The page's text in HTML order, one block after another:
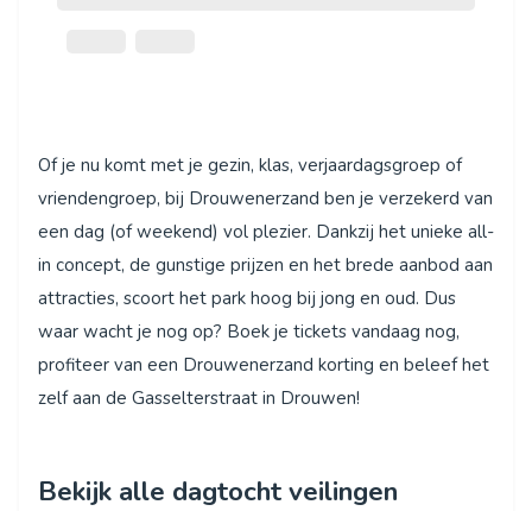
Of je nu komt met je gezin, klas, verjaardagsgroep of
vriendengroep, bij Drouwenerzand ben je verzekerd van
een dag (of weekend) vol plezier. Dankzij het unieke all-
in concept, de gunstige prijzen en het brede aanbod aan
attracties, scoort het park hoog bij jong en oud. Dus
waar wacht je nog op? Boek je tickets vandaag nog,
profiteer van een Drouwenerzand korting en beleef het
zelf aan de Gasselterstraat in Drouwen!
Bekijk alle dagtocht veilingen